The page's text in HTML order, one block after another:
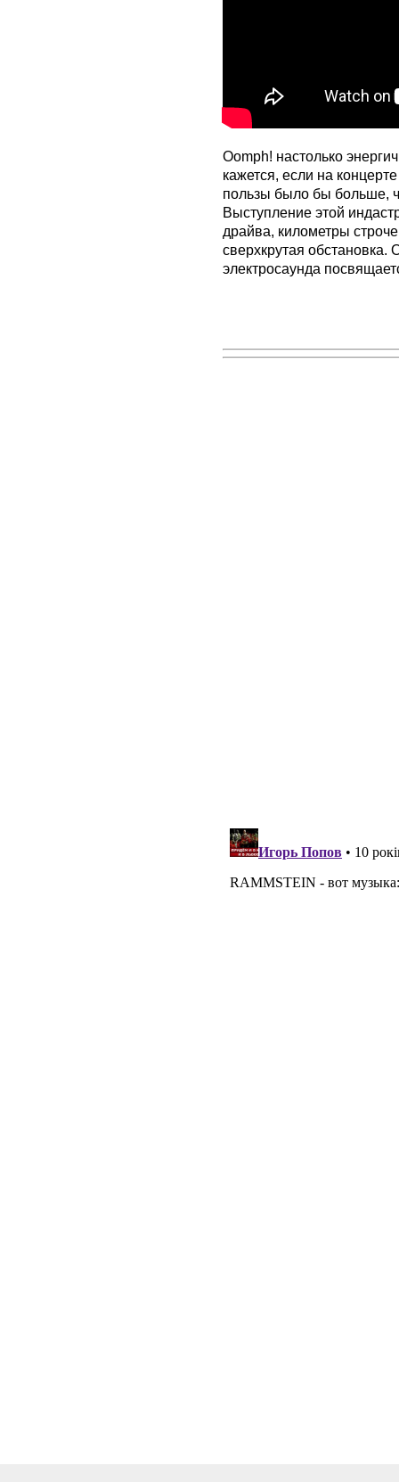
Oomph! настолько
кажется, если на
пользы было бы больше,
Выступление этой
драйва, километры
сверхкрутая
электросаунда